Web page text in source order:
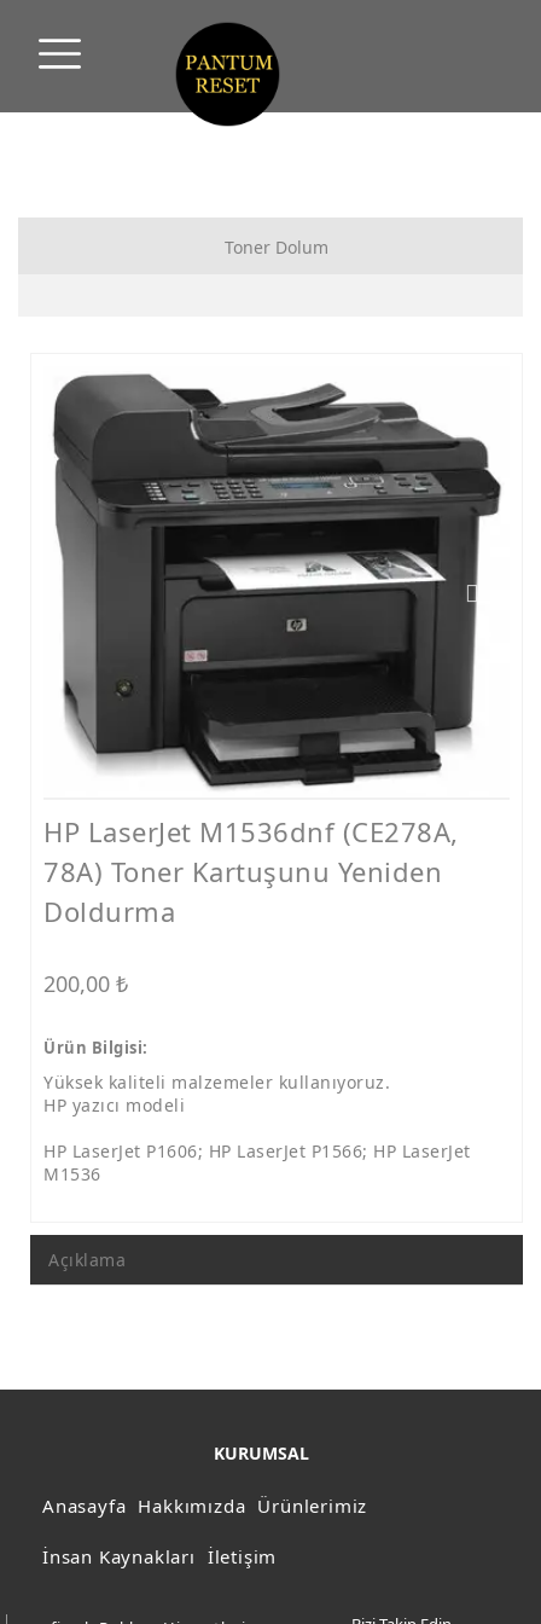
Toner Dolum
Samsung Toner Dolum
Xerox Toner Dolum
Kyocera Toner Dolumu
Pantum Toner Dolum
Lexmark Toner Dolum
Epson Mürekkep Dolum
Canon Mürekkep Dolum
Hp Mürekkep Dolum
HP LaserJet M1536dnf (CE278A,
78A) Toner Kartuşunu Yeniden
Doldurma
200,00 ₺
Ürün Bilgisi:
Yüksek kaliteli malzemeler kullanıyoruz.
HP yazıcı modeli
HP LaserJet P1606; HP LaserJet P1566; HP LaserJet
M1536
Açıklama
KURUMSAL
Anasayfa Hakkımızda Ürünlerimiz
İnsan Kaynakları İletişim